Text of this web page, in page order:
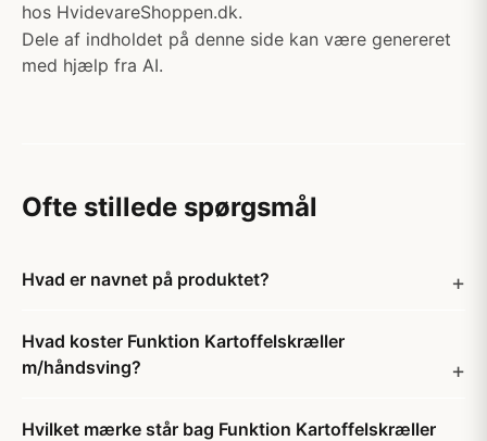
hos HvidevareShoppen.dk.
Dele af indholdet på denne side kan være genereret
med hjælp fra AI.
Ofte stillede spørgsmål
Hvad er navnet på produktet?
Hvad koster Funktion Kartoffelskræller
m/håndsving?
Hvilket mærke står bag Funktion Kartoffelskræller